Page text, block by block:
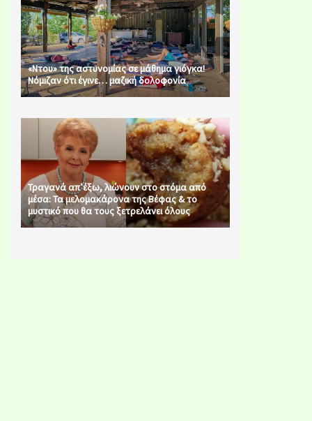
«Ντου» της αστυνομίας σε μάθημα γιόγκα!
Νόμιζαν ότι έγινε… μαζική δολοφονία
Τραγανά απ’έξω, λιώνουν στο στόμα από
μέσα: Τα μελομακάρονα της Βέφας & το
μυστικό που θα τους ξετρελάνει όλους